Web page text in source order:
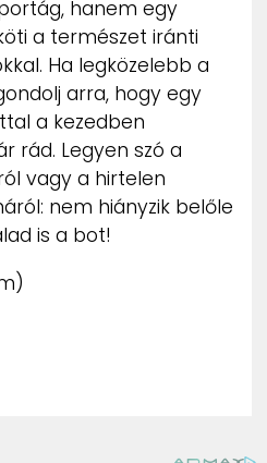
hanem egy
a természet iránti
Ha legközelebb a
arra, hogy egy
a kezedben
rád. Legyen szó a
vagy a hirtelen
nem hiányzik belőle
is a bot!